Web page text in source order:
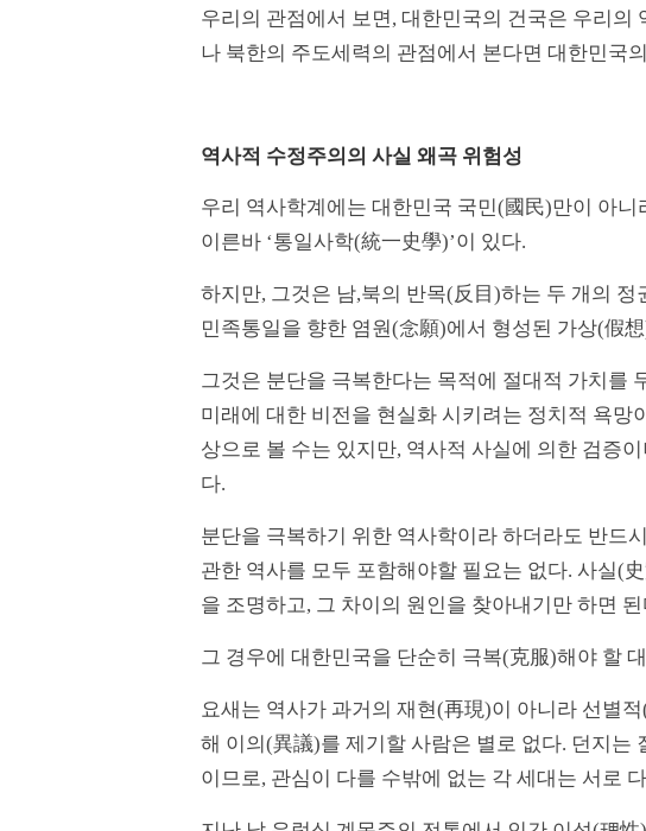
우리의 관점에서 보면, 대한민국의 건국은 우리의
나 북한의 주도세력의 관점에서 본다면 대한민국
역사적 수정주의의 사실 왜곡 위험성
우리 역사학계에는 대한민국 국민(國民)만이 아
이른바 ‘통일사학(統一史學)’이 있다.
하지만, 그것은 남,북의 반목(反目)하는 두 개의
민족통일을 향한 염원(念願)에서 형성된 가상(假
그것은 분단을 극복한다는 목적에 절대적 가치를
미래에 대한 비전을 현실화 시키려는 정치적 욕망
상으로 볼 수는 있지만, 역사적 사실에 의한 검증
다.
분단을 극복하기 위한 역사학이라 하더라도 반드
관한 역사를 모두 포함해야할 필요는 없다. 사실(
을 조명하고, 그 차이의 원인을 찾아내기만 하면 된
그 경우에 대한민국을 단순히 극복(克服)해야 할
요새는 역사가 과거의 재현(再現)이 아니라 선별
해 이의(異議)를 제기할 사람은 별로 없다. 던지는
이므로, 관심이 다를 수밖에 없는 각 세대는 서로